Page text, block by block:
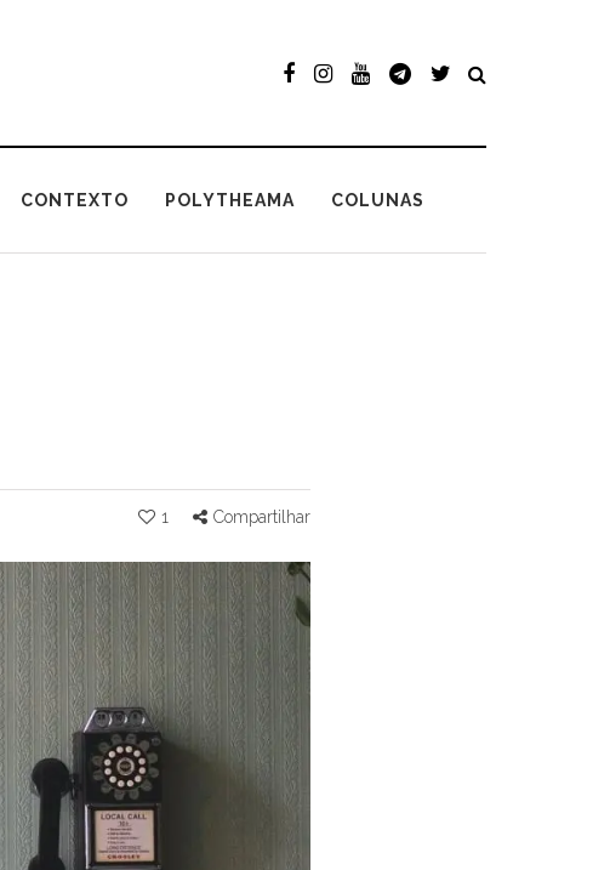
CONTEXTO POLYTHEAMA COLUNAS
1 Compartilhar